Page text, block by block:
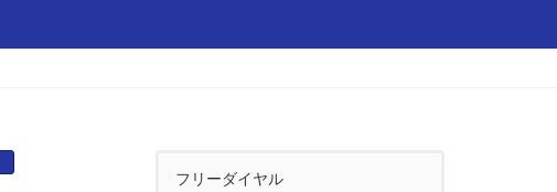
フリーダイヤル